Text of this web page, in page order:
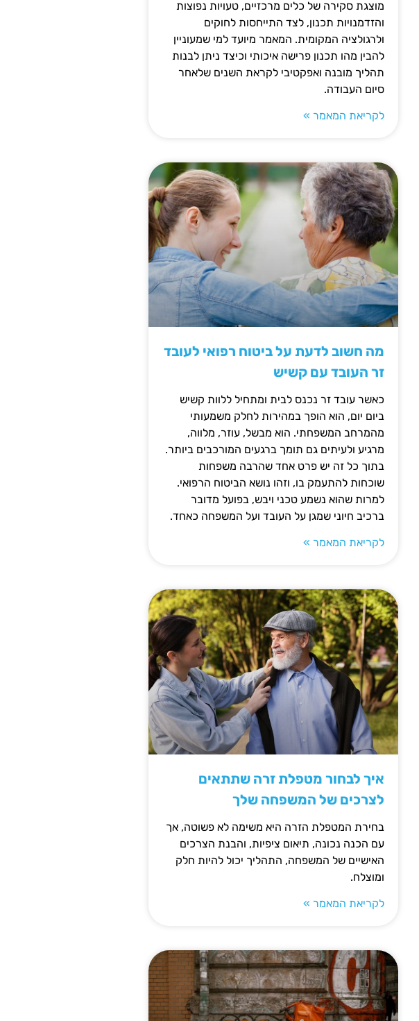
מוצגת סקירה של כלים מרכזיים, טעויות נפוצות
והזדמנויות תכנון, לצד התייחסות לחוקים
ולרגולציה המקומית. המאמר מיועד למי שמעוניין
להבין מהו תכנון פרישה איכותי וכיצד ניתן לבנות
תהליך מובנה ואפקטיבי לקראת השנים שלאחר
סיום העבודה.
לקריאת המאמר »
מה חשוב לדעת על ביטוח רפואי לעובד
זר העובד עם קשיש
כאשר עובד זר נכנס לבית ומתחיל ללוות קשיש
ביום יום, הוא הופך במהירות לחלק משמעותי
מהמרחב המשפחתי. הוא מבשל, עוזר, מלווה,
מרגיע ולעיתים גם תומך ברגעים המורכבים ביותר.
בתוך כל זה יש פרט אחד שהרבה משפחות
שוכחות להתעמק בו, וזהו נושא הביטוח הרפואי.
למרות שהוא נשמע טכני ויבש, בפועל מדובר
ברכיב חיוני שמגן על העובד ועל המשפחה כאחד.
לקריאת המאמר »
איך לבחור מטפלת זרה שתתאים
לצרכים של המשפחה שלך
בחירת המטפלת הזרה היא משימה לא פשוטה, אך
עם הכנה נכונה, תיאום ציפיות, והבנת הצרכים
האישיים של המשפחה, התהליך יכול להיות חלק
ומוצלח.
לקריאת המאמר »